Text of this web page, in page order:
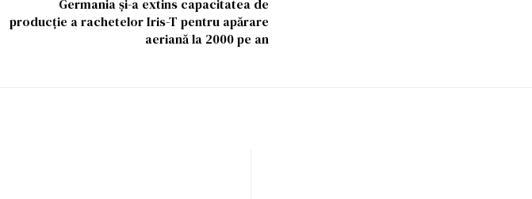
Germania și-a extins capacitatea de
producție a rachetelor Iris-T pentru apărare
aeriană la 2000 pe an